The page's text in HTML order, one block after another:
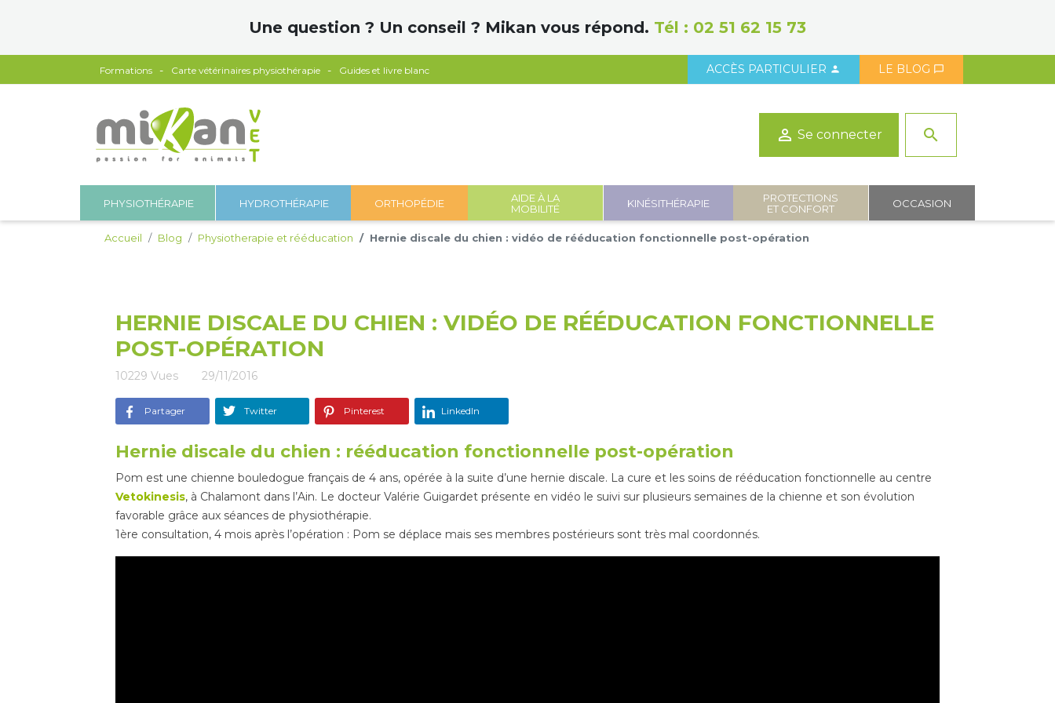
Une question ? Un conseil ? Mikan vous répond. Tél : 02 51 62 15 73
Formations Carte vétérinaires physiothérapie Guides et livre blanc ACCÈS PARTICULIER  LE BLOG 
 Se connecter search
PHYSIOTHÉRAPIE HYDROTHÉRAPIE ORTHOPÉDIE
AIDE À LA
MOBILITÉ
KINÉSITHÉRAPIE
PROTECTIONS
ET CONFORT
OCCASION
Accueil Blog Physiotherapie et rééducation Hernie discale du chien : vidéo de rééducation fonctionnelle post-opération
HERNIE DISCALE DU CHIEN : VIDÉO DE RÉÉDUCATION FONCTIONNELLE
POST-OPÉRATION
10229 Vues 29/11/2016
Partager Twitter Pinterest LinkedIn
Hernie discale du chien : rééducation fonctionnelle post-opération
Pom est une chienne bouledogue français de 4 ans, opérée à la suite d’une hernie discale. La cure et les soins de rééducation fonctionnelle au centre
Vetokinesis, à Chalamont dans l’Ain. Le docteur Valérie Guigardet présente en vidéo le suivi sur plusieurs semaines de la chienne et son évolution
favorable grâce aux séances de physiothérapie.
1ère consultation, 4 mois après l’opération : Pom se déplace mais ses membres postérieurs sont très mal coordonnés.